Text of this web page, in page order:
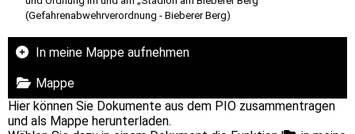
(Gefahrenabwehrverordnung - Bieberer Berg)
In meine Mappe aufnehmen
Mappe
Hier können Sie Dokumente aus dem PIO zusammentragen
und als Mappe herunterladen.